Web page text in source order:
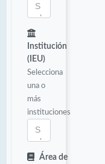
Institución
(IEU)
Selecciona
una o
más
instituciones
Área de